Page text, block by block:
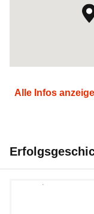
Alle Infos